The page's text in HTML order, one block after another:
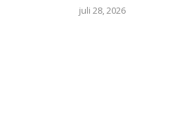
juli 28, 2026